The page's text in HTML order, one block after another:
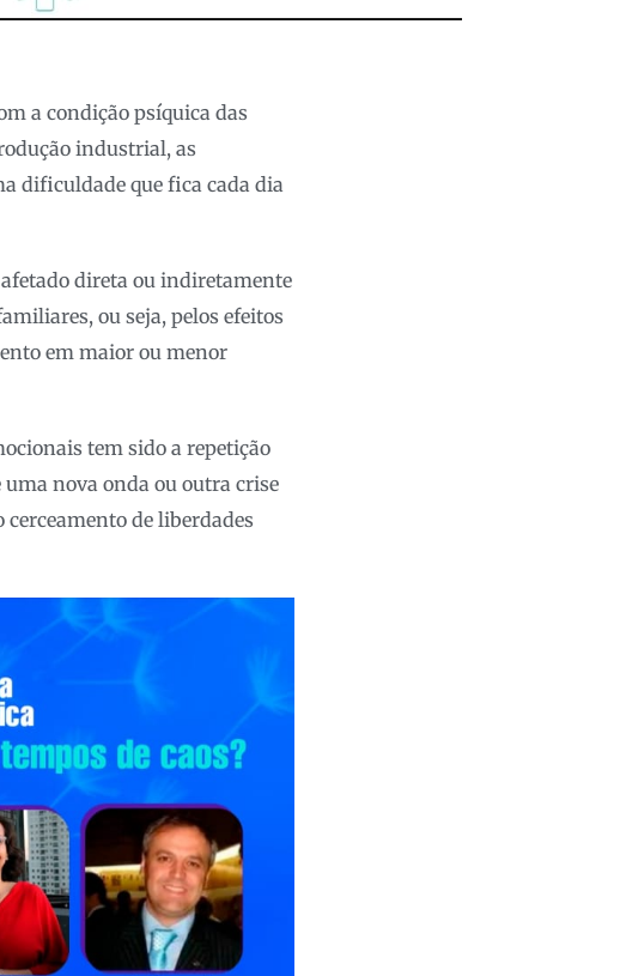
a condição psíquica das
industrial, as
dificuldade que fica cada dia
direta ou indiretamente
ou seja, pelos efeitos
em maior ou menor
tem sido a repetição
nova onda ou outra crise
de liberdades